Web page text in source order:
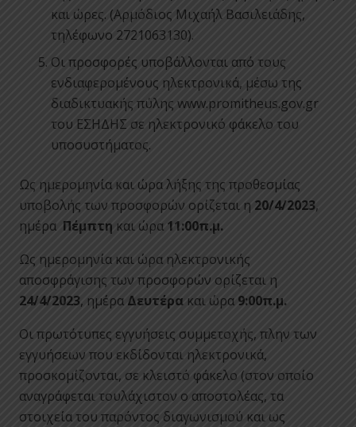
και ώρες. (Αρμόδιος Μιχαήλ Βασιλειάδης,
τηλέφωνο 2721063130).
Οι προσφορές υποβάλλονται από τους
ενδιαφερομένους ηλεκτρονικά, μέσω της
διαδικτυακής πύλης www.promitheus.gov.gr
του ΕΣΗΔΗΣ σε ηλεκτρονικό φάκελο του
υποσυστήματος.
Ως ημερομηνία και ώρα λήξης της προθεσμίας
υποβολής των προσφορών ορίζεται η 20/4/2023,
ημέρα Πέμπτη και ώρα 11:00π.μ.
Ως ημερομηνία και ώρα ηλεκτρονικής
αποσφράγισης των προσφορών ορίζεται η
24/4/2023, ημέρα Δευτέρα και ώρα 9:00π.μ.
Οι πρωτότυπες εγγυήσεις συμμετοχής, πλην των
εγγυήσεων που εκδίδονται ηλεκτρονικά,
προσκομίζονται, σε κλειστό φάκελο (στον οποίο
αναγράφεται τουλάχιστον ο αποστολέας, τα
στοιχεία του παρόντος διαγωνισμού και ως